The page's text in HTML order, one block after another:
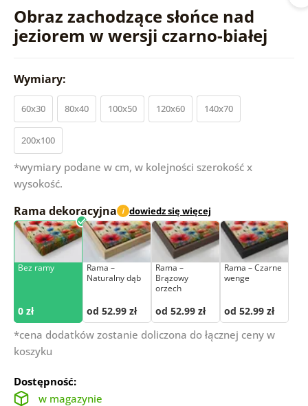
Obraz zachodzące słońce nad
jeziorem w wersji czarno-białej
Wymiary:
60x30 80x40 100x50 120x60 140x70
200x100
*wymiary podane w cm, w kolejności szerokość x
wysokość.
Rama dekoracyjna i dowiedz się więcej
Bez ramy
0 zł
Rama –
Naturalny dąb
od 52.99 zł
Rama –
Brązowy
orzech
od 52.99 zł
Rama – Czarne
wenge
od 52.99 zł
*cena dodatków zostanie doliczona do łącznej ceny w
koszyku
Dostępność:
w magazynie